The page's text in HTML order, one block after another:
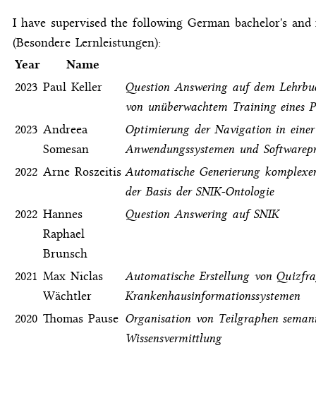
I have supervised the following German bachelor's and
(Besondere Lernleistungen):
Year
Name
2023 Paul Keller
Question Answering auf dem
von unüberwachtem Training eines
2023 Andreea
Somesan
Optimierung der Navigation in
Anwendungssystemen und
2022 Arne Roszeitis Automatische Generierung
der Basis der SNIK-Ontologie
2022 Hannes
Raphael
Brunsch
Question Answering auf SNIK
2021 Max Niclas
Wächtler
Automatische Erstellung von
Krankenhausinformationssystemen
2020 Thomas Pause Organisation von Teilgraphen
Wissensvermittlung